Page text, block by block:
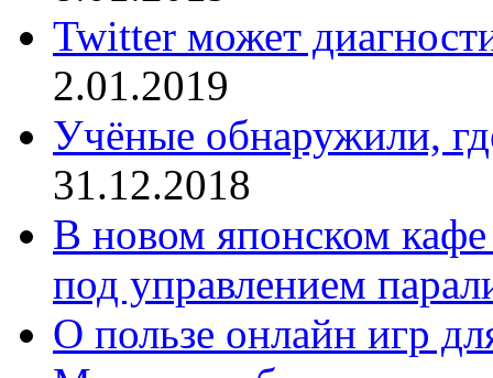
Twitter может
2.01.2019
Учёные обнаружили,
31.12.2018
В новом японском
под управлением
О пользе онлайн игр